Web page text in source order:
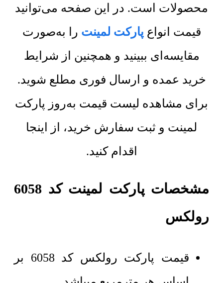
محصولات است. در این صفحه می‌توانید
قیمت انواع پارکت لمینت را به‌صورت
مقایسه‌ای ببینید و همچنین از شرایط
خرید عمده و ارسال فوری مطلع شوید.
برای مشاهده لیست قیمت به‌روز پارکت
لمینت و ثبت سفارش خرید، از اینجا
اقدام کنید.
مشخصات پارکت لمینت کد 6058
رولکس
قیمت پارکت رولکس کد 6058 بر